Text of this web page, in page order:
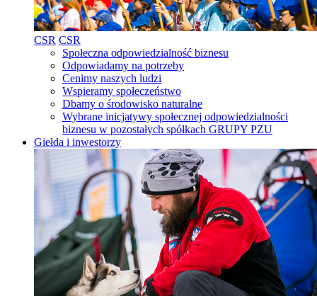
CSR CSR
Społeczna odpowiedzialność biznesu
Odpowiadamy na potrzeby
Cenimy naszych ludzi
Wspieramy społeczeństwo
Dbamy o środowisko naturalne
Wybrane inicjatywy społecznej odpowiedzialności
biznesu w pozostałych spółkach GRUPY PZU
Giełda i inwestorzy